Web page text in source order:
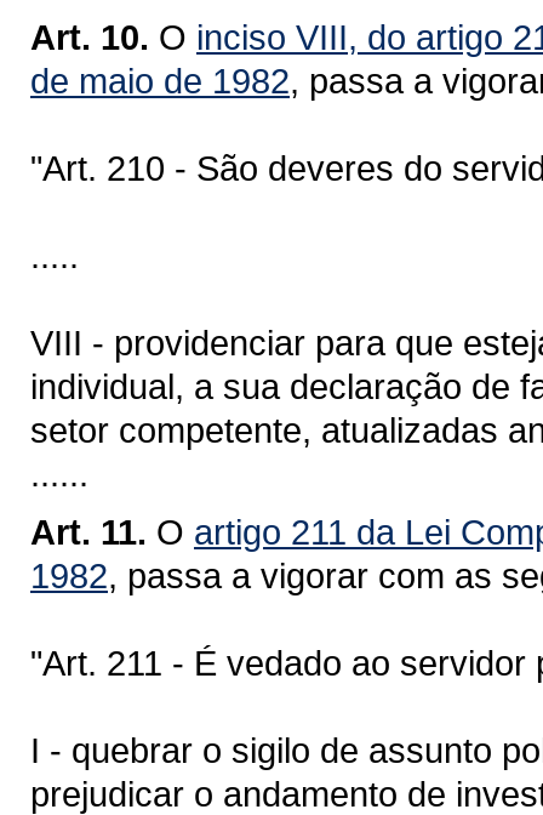
Art. 10. O inciso VIII, do artigo
de maio de 1982, passa a
"Art. 210 - São deveres do
.....
VIII - providenciar para que
individual, a sua declaração de
setor competente, atualizadas
......
Art. 11. O artigo 211 da Lei
1982, passa a vigorar com as
"Art. 211 - É vedado ao servidor
I - quebrar o sigilo de assunto
prejudicar o andamento de